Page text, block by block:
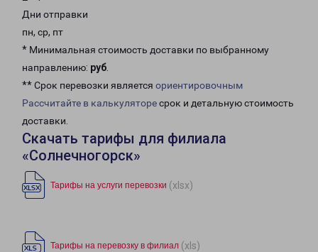
Дни отправки
пн, ср, пт
* Минимальная стоимость доставки по выбранному
направлению: руб.
** Срок перевозки является ориентировочным
Рассчитайте в калькуляторесрок и детальную стоимость
доставки.
Скачать тарифы для филиала
«Солнечногорск»
Тарифы на услуги перевозки (xlsx)
Тарифы на перевозку в филиал (xls)